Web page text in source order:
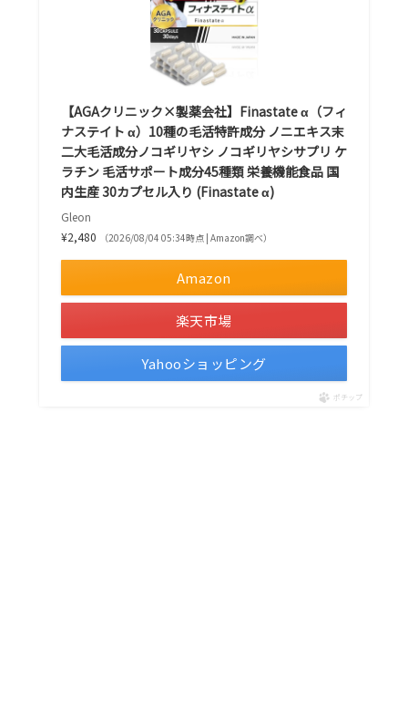
【AGAクリニック×製薬会社】Finastate α（フィ
ナステイト α）10種の毛活特許成分 ノニエキス末
二大毛活成分ノコギリヤシ ノコギリヤシサプリ ケ
ラチン 毛活サポート成分45種類 栄養機能食品 国
内生産 30カプセル入り (Finastate α)
Gleon
¥2,480
（2026/08/04 05:34時点 | Amazon調べ）
Amazon
楽天市場
Yahooショッピング
ポチップ